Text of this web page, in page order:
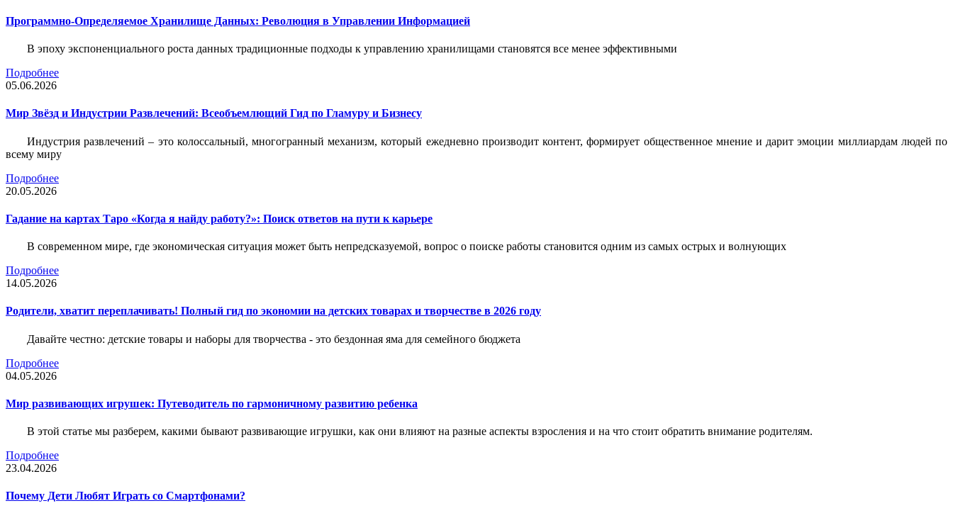
Программно-Определяемое Хранилище Данных: Революция в Управлении Информацией
В эпоху экспоненциального роста данных традиционные подходы к управлению хранилищами становятся все менее эффективными
Подробнее
05.06.2026
Мир Звёзд и Индустрии Развлечений: Всеобъемлющий Гид по Гламуру и Бизнесу
Индустрия развлечений – это колоссальный, многогранный механизм, который ежедневно производит контент, формирует общественное мнение и дарит эмоции миллиардам людей по
всему миру
Подробнее
20.05.2026
Гадание на картах Таро «Когда я найду работу?»: Поиск ответов на пути к карьере
В современном мире, где экономическая ситуация может быть непредсказуемой, вопрос о поиске работы становится одним из самых острых и волнующих
Подробнее
14.05.2026
Родители, хватит переплачивать! Полный гид по экономии на детских товарах и творчестве в 2026 году
Давайте честно: детские товары и наборы для творчества - это бездонная яма для семейного бюджета
Подробнее
04.05.2026
Мир развивающих игрушек: Путеводитель по гармоничному развитию ребенка
В этой статье мы разберем, какими бывают развивающие игрушки, как они влияют на разные аспекты взросления и на что стоит обратить внимание родителям.
Подробнее
23.04.2026
Почему Дети Любят Играть со Смартфонами?